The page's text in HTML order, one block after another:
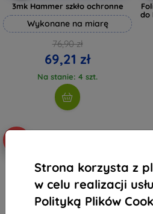
Strona korzysta z
w celu realizacji
Polityką Plików
3mk Hammer szkło ochronne
Wykonane na miarę
76,90 zł
69,21 zł
Na stanie: 4 szt.
do